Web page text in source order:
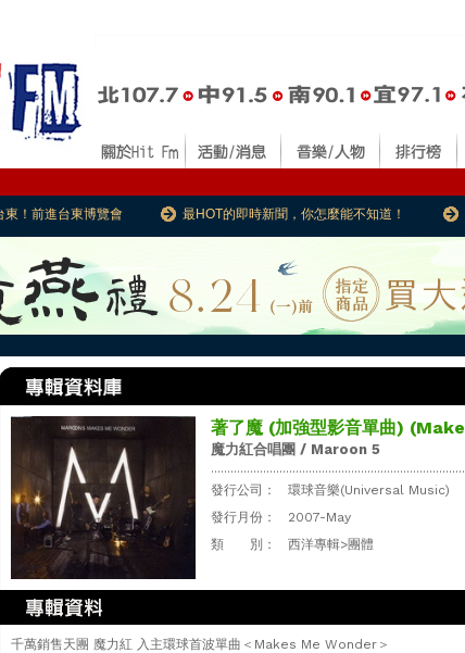
東！前進台東博覽會 最HOT的即時新聞，你怎麼能不知道！
著了魔 (加強型影音單曲)
魔力紅合唱團 / Maroon 5
發行公司：
環球音樂(Universal Music)
發行月份：
2007-May
類 別：
西洋專輯>團體
千萬銷售天團 魔力紅 入主環球首波單曲＜Makes Me Wonder＞